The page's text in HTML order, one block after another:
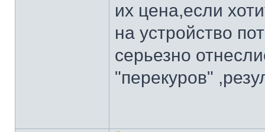
их цена,если
на устройство
серьезно
"перекуров"